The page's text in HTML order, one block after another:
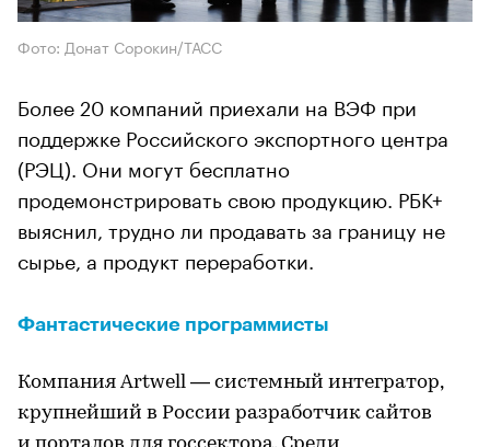
Фото: Донат Сорокин/ТАСС
Более 20 компаний приехали на ВЭФ при
поддержке Российского экспортного центра
(РЭЦ). Они могут бесплатно
продемонстрировать свою продукцию. РБК+
выяснил, трудно ли продавать за границу не
сырье, а продукт переработки.
Фантастические программисты
Компания Artwell — системный интегратор,
крупнейший в России разработчик сайтов